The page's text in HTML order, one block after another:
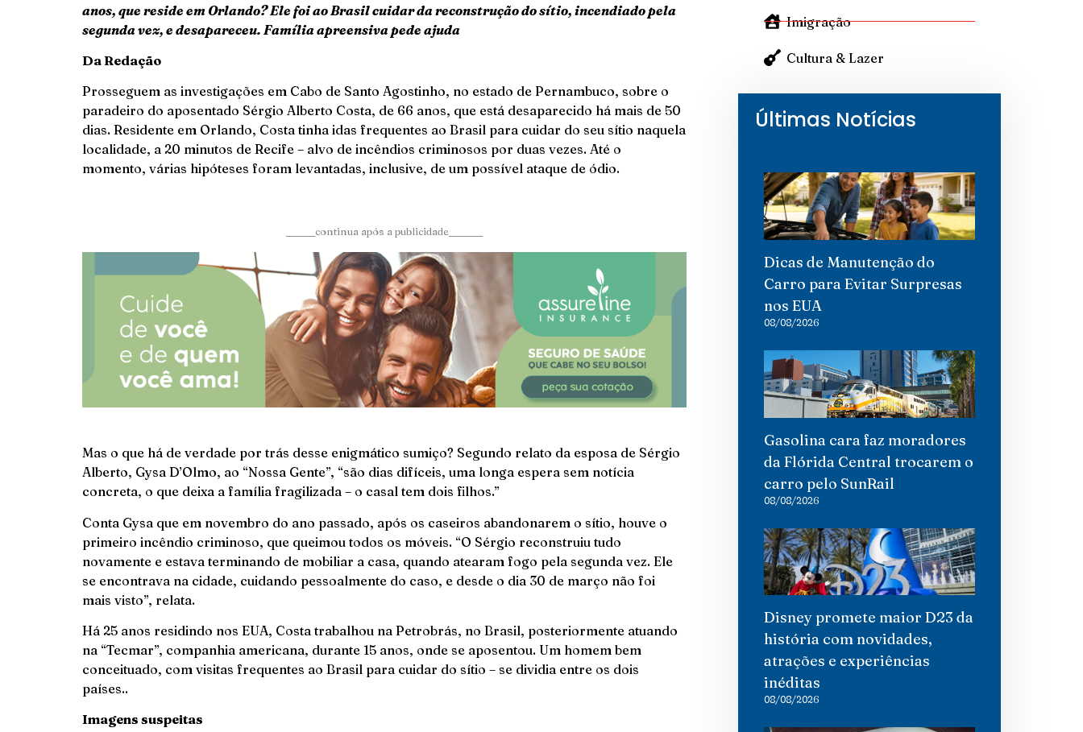
anos, que reside em Orlando? Ele foi ao Brasil cuidar da reconstrução do sítio, incendiado pela
segunda vez, e desapareceu. Família apreensiva pede ajuda
Da Redação
Prosseguem as investigações em Cabo de Santo Agostinho, no estado de Pernambuco, sobre o
paradeiro do aposentado Sérgio Alberto Costa, de 66 anos, que está desaparecido há mais de 50
dias. Residente em Orlando, Costa tinha idas frequentes ao Brasil para cuidar do seu sítio naquela
localidade, a 20 minutos de Recife – alvo de incêndios criminosos por duas vezes. Até o
momento, várias hipóteses foram levantadas, inclusive, de um possível ataque de ódio.
______continua após a publicidade_______
Mas o que há de verdade por trás desse enigmático sumiço? Segundo relato da esposa de Sérgio
Alberto, Gysa D’Olmo, ao “Nossa Gente”, “são dias difíceis, uma longa espera sem notícia
concreta, o que deixa a família fragilizada – o casal tem dois filhos.”
Conta Gysa que em novembro do ano passado, após os caseiros abandonarem o sítio, houve o
primeiro incêndio criminoso, que queimou todos os móveis. “O Sérgio reconstruiu tudo
novamente e estava terminando de mobiliar a casa, quando atearam fogo pela segunda vez. Ele
se encontrava na cidade, cuidando pessoalmente do caso, e desde o dia 30 de março não foi
mais visto”, relata.
Há 25 anos residindo nos EUA, Costa trabalhou na Petrobrás, no Brasil, posteriormente atuando
na “Tecmar”, companhia americana, durante 15 anos, onde se aposentou. Um homem bem
conceituado, com visitas frequentes ao Brasil para cuidar do sítio – se dividia entre os dois
países..
Imagens suspeitas
Imigração
Cultura & Lazer
Últimas Notícias
Dicas de Manutenção do
Carro para Evitar Surpresas
nos EUA
08/08/2026
Gasolina cara faz moradores
da Flórida Central trocarem o
carro pelo SunRail
08/08/2026
Disney promete maior D23 da
história com novidades,
atrações e experiências
inéditas
08/08/2026